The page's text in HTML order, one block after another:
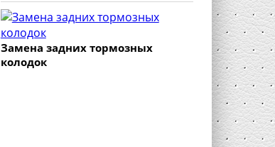
Замена задних тормозных
колодок